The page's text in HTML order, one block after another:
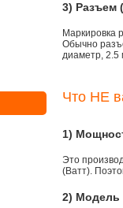
3) Разъем
Маркировка
Обычно
диаметр, 2.5
Что НЕ
1)
Это
(Ватт).
2) Модель